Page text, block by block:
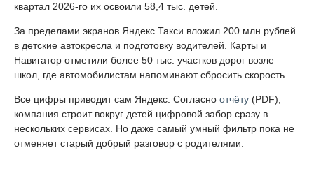
квартал 2026-го их освоили 58,4 тыс. детей.
За пределами экранов Яндекс Такси вложил 200 млн рублей
в детские автокресла и подготовку водителей. Карты и
Навигатор отметили более 50 тыс. участков дорог возле
школ, где автомобилистам напоминают сбросить скорость.
Все цифры приводит сам Яндекс. Согласно отчёту (PDF),
компания строит вокруг детей цифровой забор сразу в
нескольких сервисах. Но даже самый умный фильтр пока не
отменяет старый добрый разговор с родителями.